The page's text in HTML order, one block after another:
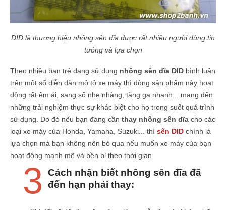
DID là thương hiệu nhông sên dĩa được rất nhiều người dùng tin
tưởng và lựa chọn
Theo nhiều bạn trẻ đang sử dụng nhông sên dĩa DID bình luận
trên một số diễn đàn mô tô xe máy thì dòng sản phẩm này hoạt
động rất êm ái, sang số nhẹ nhàng, tăng ga nhanh... mang đến
những trải nghiệm thực sự khác biệt cho họ trong suốt quá trình
sử dụng. Do đó nếu bạn đang cần thay nhông sên dĩa cho các
loại xe máy của Honda, Yamaha, Suzuki... thì sên DID chính là
lựa chọn mà bạn không nên bỏ qua nếu muốn xe máy của bạn
hoạt động mạnh mẽ và bền bỉ theo thời gian.
3
Cách nhận biết nhông sên đĩa đã
đến hạn phải thay: